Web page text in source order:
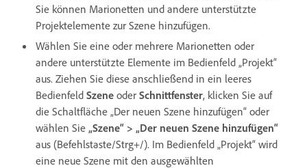
Sie können Marionetten und andere unterstützte
Projektelemente zur Szene hinzufügen.
Wählen Sie eine oder mehrere Marionetten oder
andere unterstützte Elemente im Bedienfeld „Projekt“
aus. Ziehen Sie diese anschließend in ein leeres
Bedienfeld Szene oder Schnittfenster, klicken Sie auf
die Schaltfläche „Der neuen Szene hinzufügen“ oder
wählen Sie „Szene“ > „Der neuen Szene hinzufügen“
aus (Befehlstaste/Strg+/). Im Bedienfeld „Projekt“ wird
eine neue Szene mit den ausgewählten